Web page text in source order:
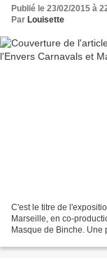
Publié le 23/02/2015 à
Par Louisette
C'est le titre de
Marseille, en co-
Masque de Binche. Une